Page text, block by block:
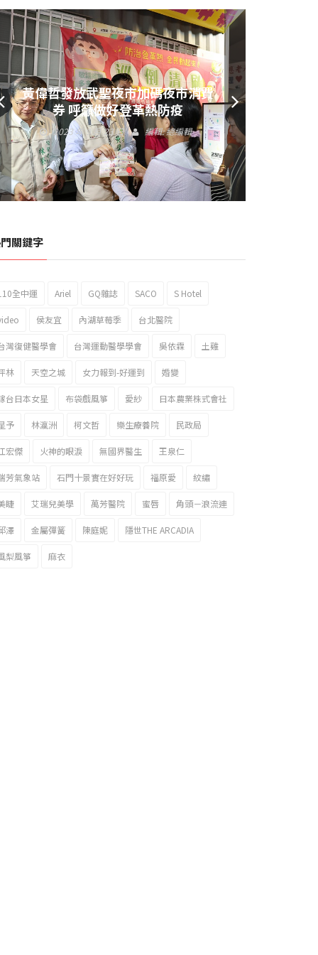
黃偉哲發放武聖夜市加碼夜市消費
券 呼籲做好登革熱防疫
2023 年 9 月 23 日 編輯:總編輯
關鍵字
全中運 Ariel GQ雜誌 SACO S Hotel
侯友宜 內湖草莓季 台北醫院
灣復健醫學會 台灣運動醫學學會 吳依霖 土雞
林 天空之城 女力報到-好運到 婚變
台日本女星 布袋戲風箏 愛紗 日本農業株式會社
予 林瀛洲 柯文哲 樂生療養院 民政局
宏傑 火神的眼淚 無國界醫生 王泉仁
芳氣象站 石門十景實在好好玩 福原愛 紋繡
睫 艾瑞兒美學 萬芳醫院 蜜唇 角頭－浪流連
澤 金屬彈簧 陳庭妮 隱世THE ARCADIA
梨風箏 麻衣